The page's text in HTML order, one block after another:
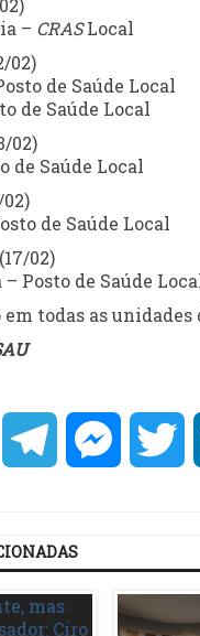
– CRASLocal
02)
de Saúde Local
de Saúde Local
02)
de Saúde Local
de Saúde Local
02)
Posto de Saúde
todas as unidades
FacebookTelegram